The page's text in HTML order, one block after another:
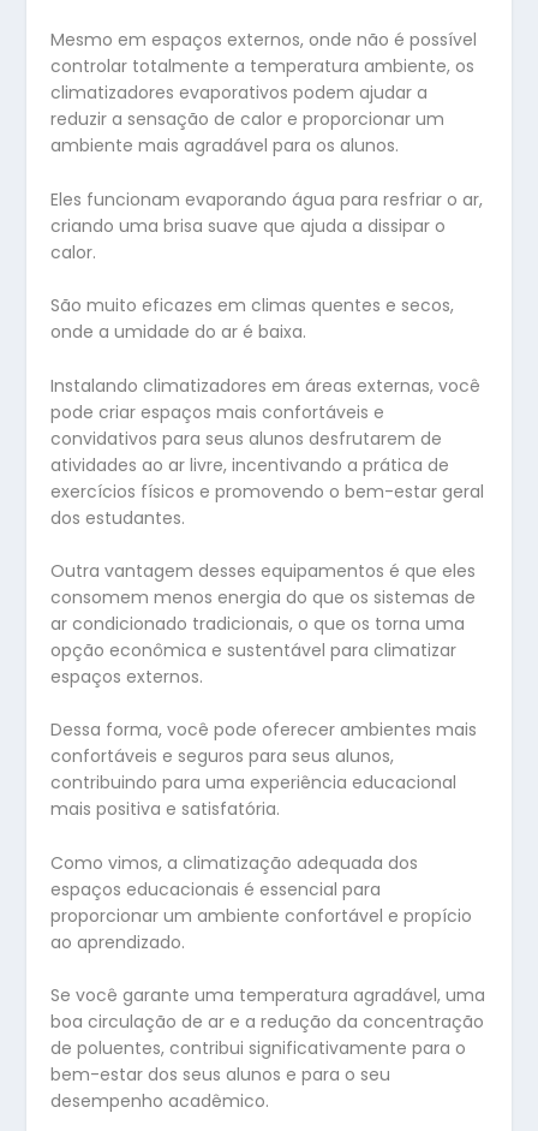
Mesmo em espaços externos, onde não é possível
controlar totalmente a temperatura ambiente, os
climatizadores evaporativos podem ajudar a
reduzir a sensação de calor e proporcionar um
ambiente mais agradável para os alunos.
Eles funcionam evaporando água para resfriar o ar,
criando uma brisa suave que ajuda a dissipar o
calor.
São muito eficazes em climas quentes e secos,
onde a umidade do ar é baixa.
Instalando climatizadores em áreas externas, você
pode criar espaços mais confortáveis ​​e
convidativos para seus alunos desfrutarem de
atividades ao ar livre, incentivando a prática de
exercícios físicos e promovendo o bem-estar geral
dos estudantes.
Outra vantagem desses equipamentos é que eles
consomem menos energia do que os sistemas de
ar condicionado tradicionais, o que os torna uma
opção econômica e sustentável para climatizar
espaços externos.
Dessa forma, você pode oferecer ambientes mais
confortáveis e seguros para seus alunos,
contribuindo para uma experiência educacional
mais positiva e satisfatória.
Como vimos, a climatização adequada dos
espaços educacionais é essencial para
proporcionar um ambiente confortável e propício
ao aprendizado.
Se você garante uma temperatura agradável, uma
boa circulação de ar e a redução da concentração
de poluentes, contribui significativamente para o
bem-estar dos seus alunos e para o seu
desempenho acadêmico.